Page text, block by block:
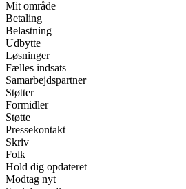
Mit område
Betaling
Belastning
Udbytte
Løsninger
Fælles indsats
Samarbejdspartner
Støtter
Formidler
Støtte
Pressekontakt
Skriv
Folk
Hold dig opdateret
Modtag nyt